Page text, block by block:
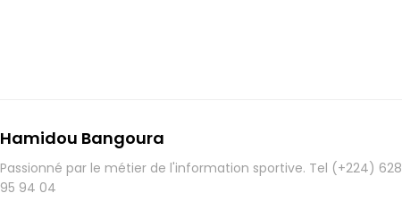
Hamidou Bangoura
Passionné par le métier de l'information sportive. Tel (+224) 628
95 94 04